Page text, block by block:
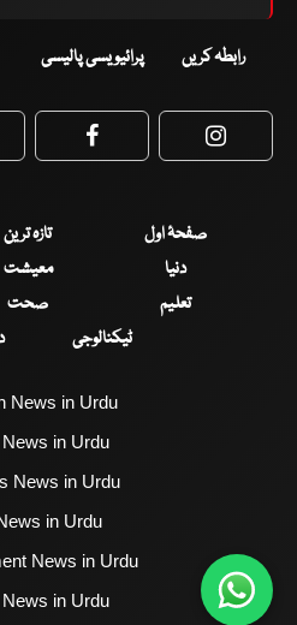
رابطہ کریں پرائیویسی پالیسی
Facebook
صفحۂ اول تازہ ترین
دنیا
معیشت
تعلیم
صحت
ٹیکنالوجی
News in Urdu
in Urdu
News in Urdu
in Urdu
News in Urdu
in Urdu